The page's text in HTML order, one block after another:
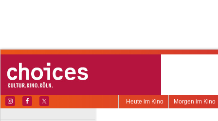
Morgen im Kino
Heute im Kino